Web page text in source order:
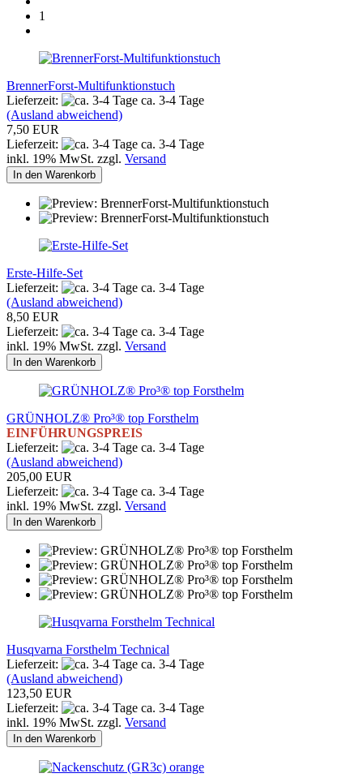
1
BrennerForst-Multifunktionstuch
Lieferzeit:
ca. 3-4 Tage
(Ausland abweichend)
7,50 EUR
Lieferzeit:
ca. 3-4 Tage
inkl. 19% MwSt. zzgl. Versand
In den Warenkorb
Erste-Hilfe-Set
Lieferzeit:
ca. 3-4 Tage
(Ausland abweichend)
8,50 EUR
Lieferzeit:
ca. 3-4 Tage
inkl. 19% MwSt. zzgl. Versand
In den Warenkorb
GRÜNHOLZ® Pro³® top Forsthelm
EINFÜHRUNGSPREIS
Lieferzeit:
ca. 3-4 Tage
(Ausland abweichend)
205,00 EUR
Lieferzeit:
ca. 3-4 Tage
inkl. 19% MwSt. zzgl. Versand
In den Warenkorb
Husqvarna Forsthelm Technical
Lieferzeit:
ca. 3-4 Tage
(Ausland abweichend)
123,50 EUR
Lieferzeit:
ca. 3-4 Tage
inkl. 19% MwSt. zzgl. Versand
In den Warenkorb